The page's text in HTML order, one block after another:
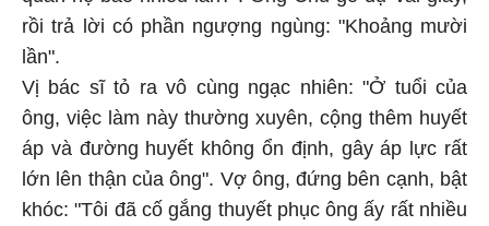
rồi trả lời có phần ngượng ngùng: "Khoảng mười
lần".
Vị bác sĩ tỏ ra vô cùng ngạc nhiên: "Ở tuổi của
ông, việc làm này thường xuyên, cộng thêm huyết
áp và đường huyết không ổn định, gây áp lực rất
lớn lên thận của ông". Vợ ông, đứng bên cạnh, bật
khóc: "Tôi đã cố gắng thuyết phục ông ấy rất nhiều